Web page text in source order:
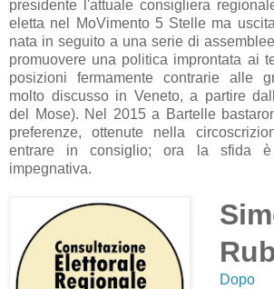
presidente l'attuale consigliera
eletta nel MoVimento 5 Stelle ma
nata in seguito a una serie di
promuovere una politica improntata ai
posizioni fermamente contrarie alle
molto discusso in Veneto, a partire
del Mose). Nel 2015 a Bartelle
preferenze, ottenute nella
entrare in consiglio; ora la sfida è
impegnativa.
Dopo